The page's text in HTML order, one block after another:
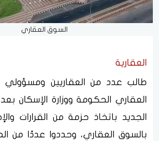
السوق العقاري
العقارية
طالب عدد من العقاريين ومسؤولي
العقاري الحكومة ووزارة الإسكان بعد
الجديد باتخاذ حزمة من القرارات
بالسوق العقاري، وحددوا عددًا من